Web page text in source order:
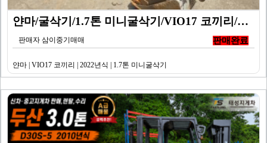
얀마/굴삭기/1.7톤 미니굴삭기/VIO17 코끼리/20…
판매자 삼이중기매매 판매완료
얀마 | VIO17 코끼리 | 2022년식 | 1.7톤 미니굴삭기